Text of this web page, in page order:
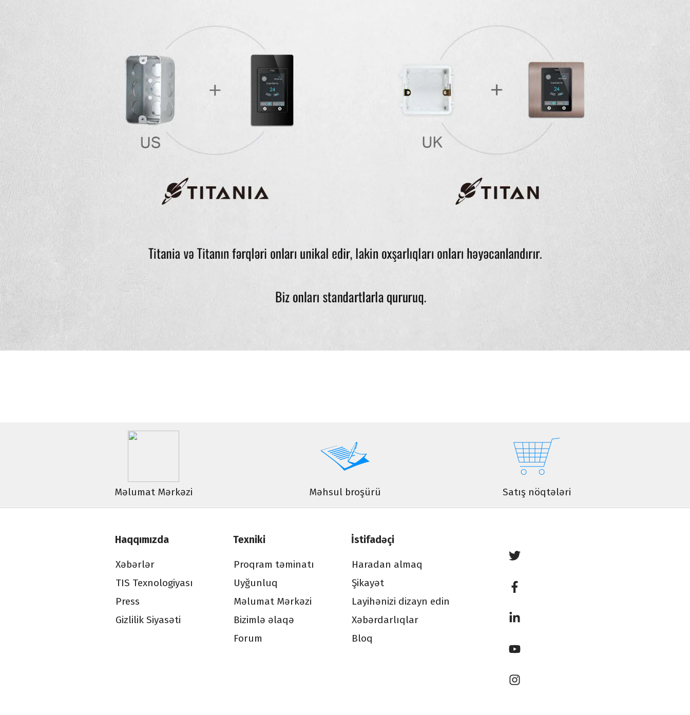
Məlumat Mərkəzi Məhsul broşürü Satış nöqtələri
Haqqımızda
Xəbərlər
TIS Texnologiyası
Press
Gizlilik Siyasəti
İstifadəçi
Haradan almaq
Şikayət
Layihənizi dizayn edin
Xəbərdarlıqlar
Bloq
Texniki
Proqram təminatı
Uyğunluq
Məlumat Mərkəzi
Bizimlə əlaqə
Forum